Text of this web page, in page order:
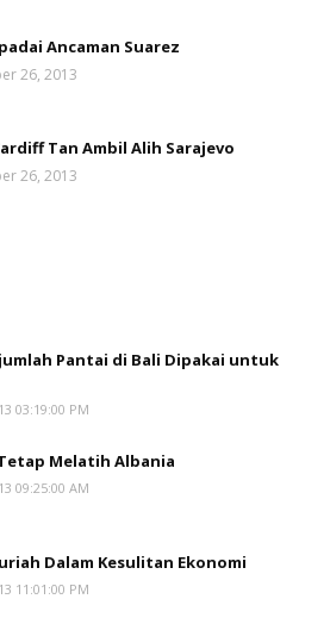
Ancaman Suarez
26, 2013
Tan Ambil Alih Sarajevo
26, 2013
Pantai di Bali Dipakai untuk
03:19:00 PM
Melatih Albania
09:25:00 AM
Dalam Kesulitan Ekonomi
11:01:00 PM